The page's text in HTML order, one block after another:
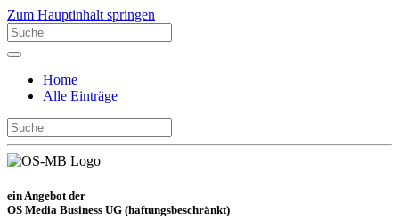
Zum Hauptinhalt springen
Home
Alle Einträge
ein Angebot der
OS Media Business UG (haftungsbeschränkt)